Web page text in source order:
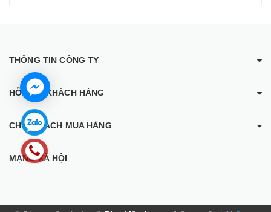
THÔNG TIN CÔNG TY
HỖ TRỢ KHÁCH HÀNG
CHÍNH SÁCH MUA HÀNG
MẠNG XÃ HỘI